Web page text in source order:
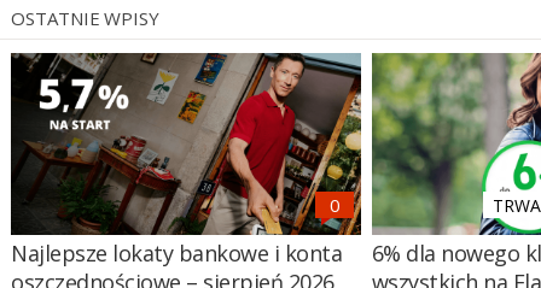
OSTATNIE WPISY
Najlepsze lokaty bankowe i konta
oszczędnościowe – sierpień 2026
6% dla nowego
wszystkich na